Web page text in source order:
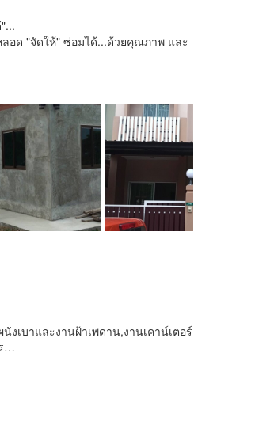
อด "จัดให้" ซ่อมได้...ด้วยคุณภาพ และ
เบาและงานฝ้าเพดาน,งานเคาน์เตอร์
…